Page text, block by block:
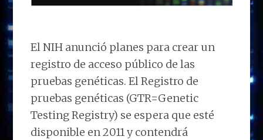
El NIH anunció planes para crear un
registro de acceso público de las
pruebas genéticas. El Registro de
pruebas genéticas (GTR=Genetic
Testing Registry) se espera que esté
disponible en 2011 y contendrá